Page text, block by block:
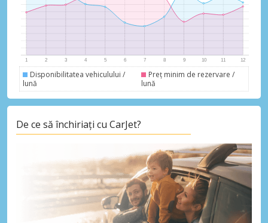
Autentificare cu eLink
Disponibilitatea vehiculului /
lună
Preț minim de rezervare /
lună
De ce să închiriați cu CarJet?